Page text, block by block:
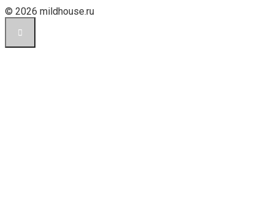
© 2026 mildhouse.ru